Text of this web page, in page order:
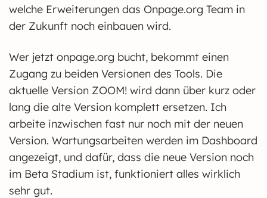
welche Erweiterungen das Onpage.org Team in
der Zukunft noch einbauen wird.
Wer jetzt onpage.org bucht, bekommt einen
Zugang zu beiden Versionen des Tools. Die
aktuelle Version ZOOM! wird dann über kurz oder
lang die alte Version komplett ersetzen. Ich
arbeite inzwischen fast nur noch mit der neuen
Version. Wartungsarbeiten werden im Dashboard
angezeigt, und dafür, dass die neue Version noch
im Beta Stadium ist, funktioniert alles wirklich
sehr gut.